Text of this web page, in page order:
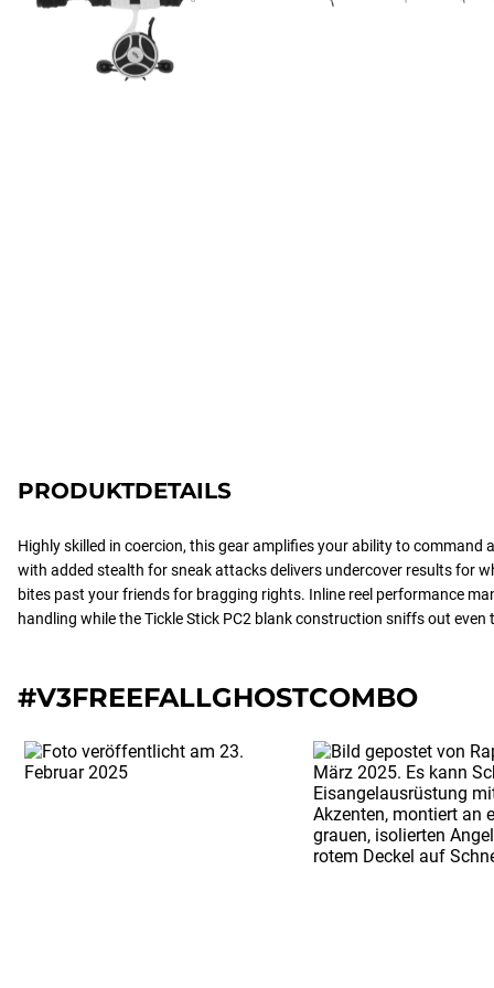
PRODUKTDETAILS
Highly skilled in coercion, this gear amplifies your ability to command
with added stealth for sneak attacks delivers undercover results for
bites past your friends for bragging rights. Inline reel performance
handling while the Tickle Stick PC2 blank construction sniffs out
#V3FREEFALLGHOSTCOMBO